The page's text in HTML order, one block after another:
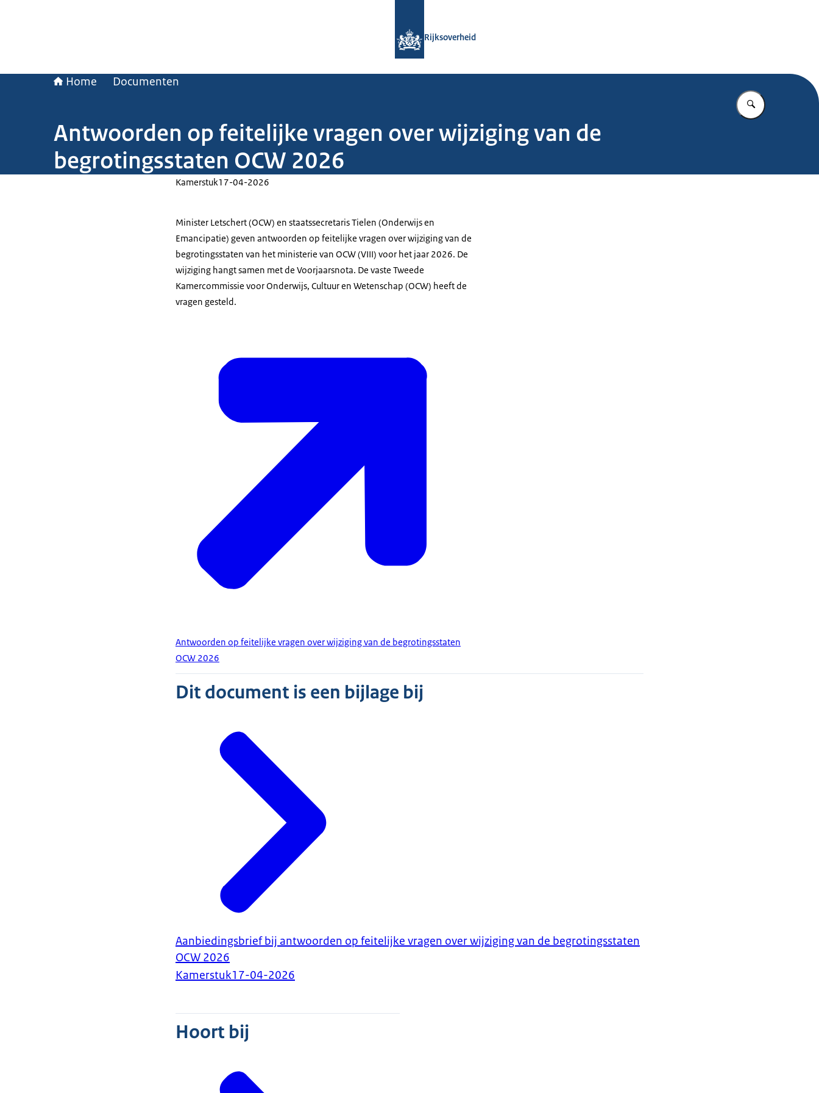
Rijksoverheid
Home Documenten
Vul in wat u
Antwoorden op feitelijke vragen over wijziging van de
begrotingsstaten OCW 2026
Kamerstuk17-04-2026
Minister Letschert (OCW) en staatssecretaris Tielen (Onderwijs en
Emancipatie) geven antwoorden op feitelijke vragen over wijziging van de
begrotingsstaten van het ministerie van OCW (VIII) voor het jaar 2026. De
wijziging hangt samen met de Voorjaarsnota. De vaste Tweede
Kamercommissie voor Onderwijs, Cultuur en Wetenschap (OCW) heeft de
vragen gesteld.
Antwoorden op feitelijke vragen over wijziging van de begrotingsstaten
OCW 2026
Dit document is een bijlage bij
Aanbiedingsbrief bij antwoorden op feitelijke vragen over wijziging van de begrotingsstaten
OCW 2026
Kamerstuk17-04-2026
Hoort bij